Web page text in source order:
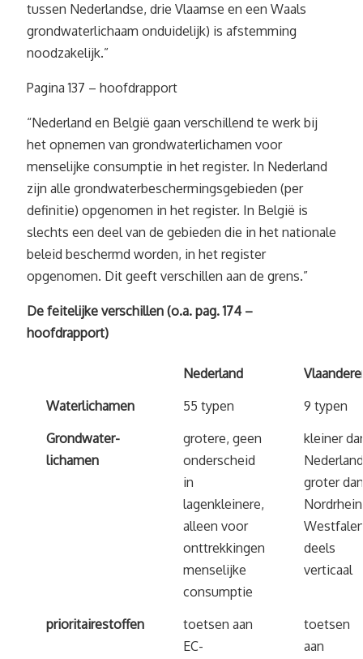
tussen Nederlandse, drie Vlaamse en een Waals
grondwaterlichaam onduidelijk) is afstemming
noodzakelijk.”
Pagina 137 – hoofdrapport
“Nederland en België gaan verschillend te werk bij
het opnemen van grondwaterlichamen voor
menselijke consumptie in het register. In Nederland
zijn alle grondwaterbeschermingsgebieden (per
definitie) opgenomen in het register. In België is
slechts een deel van de gebieden die in het nationale
beleid beschermd worden, in het register
opgenomen. Dit geeft verschillen aan de grens.”
De feitelijke verschillen (o.a. pag. 174 –
hoofdrapport)
Nederland
Waterlichamen
55 typen
9 typen
Grondwater-
lichamen
grotere, geen
onderscheid
in
lagenkleinere,
alleen voor
onttrekkingen
menselijke
consumptie
kleiner
groter dan
deels
verticaal
prioritairestoffen
toetsen aan
EC-
toetsen
aan